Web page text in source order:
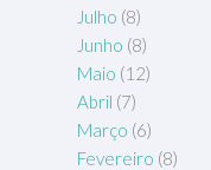
Julho (8)
Junho (8)
Maio (12)
Abril (7)
Março (6)
Fevereiro (8)